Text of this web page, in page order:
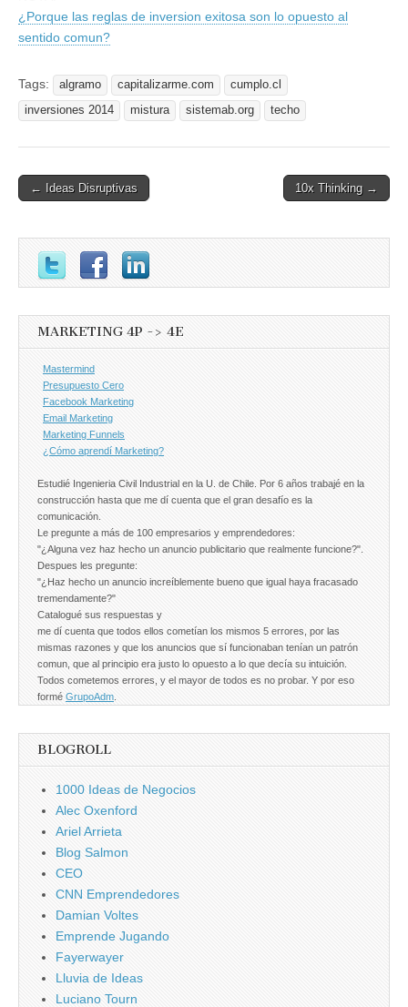
¿Porque las reglas de inversion exitosa son lo opuesto al
sentido comun?
Tags: algramo capitalizarme.com
cumplo.cl
inversiones 2014
mistura sistemab.org techo
Post
← Ideas Disruptivas 10x Thinking →
MARKETING 4P -> 4E
Mastermind
Presupuesto Cero
Facebook Marketing
Email Marketing
Marketing Funnels
¿Cómo aprendí Marketing?
Estudié Ingenieria Civil Industrial en la U. de Chile. Por 6 años trabajé en la
construcción hasta que me dí cuenta que el gran desafío es la
comunicación.
Le pregunte a más de 100 empresarios y emprendedores:
"¿Alguna vez haz hecho un anuncio publicitario que realmente funcione?".
Despues les pregunte:
"¿Haz hecho un anuncio increíblemente bueno que igual haya fracasado
tremendamente?"
Catalogué sus respuestas y
me dí cuenta que todos ellos cometían los mismos 5 errores, por las
mismas razones y que los anuncios que sí funcionaban tenían un patrón
comun, que al principio era justo lo opuesto a lo que decía su intuición.
Todos cometemos errores, y el mayor de todos es no probar. Y por eso
formé GrupoAdm
BLOGROLL
1000 Ideas de Negocios
Alec Oxenford
Ariel Arrieta
Blog Salmon
CEO
CNN Emprendedores
Damian Voltes
Emprende Jugando
Fayerwayer
Lluvia de Ideas
Luciano Tourn